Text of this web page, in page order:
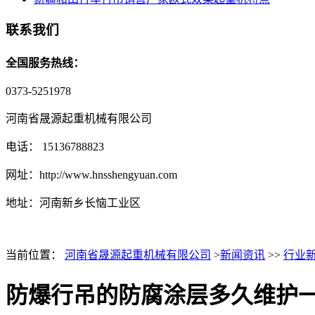
联系我们
全国服务热线：
0373-5251978
河南省晟源起重机械有限公司
电话： 15136788823
网址：http://www.hnsshengyuan.com
地址： 河南新乡长恼工业区
当前位置： 河南省晟源起重机械有限公司 >新闻资讯 >> 行业
防爆行吊的防腐涂层多久维护